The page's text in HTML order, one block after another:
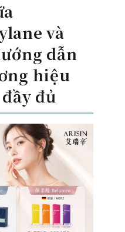
và
dẫn
hiệu
đủ